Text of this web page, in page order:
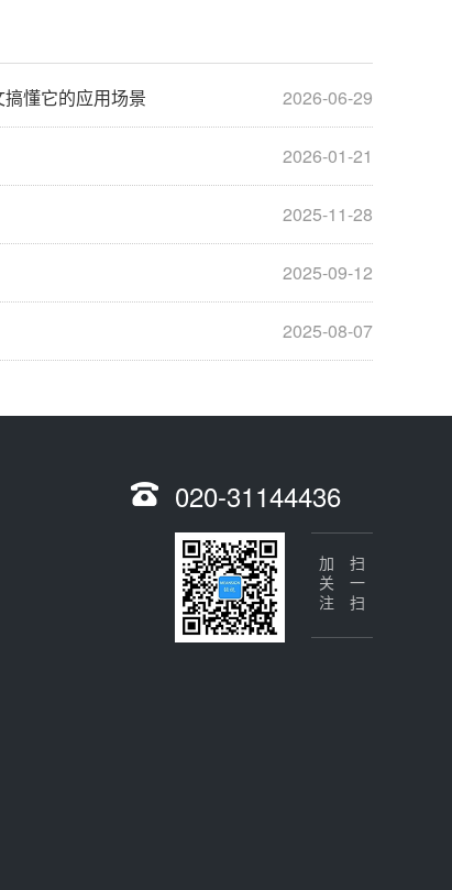
2026-06-29
懂它的应用场景
2026-01-21
2025-11-28
2025-09-12
2025-08-07
020-31144436
扫一扫
加关注